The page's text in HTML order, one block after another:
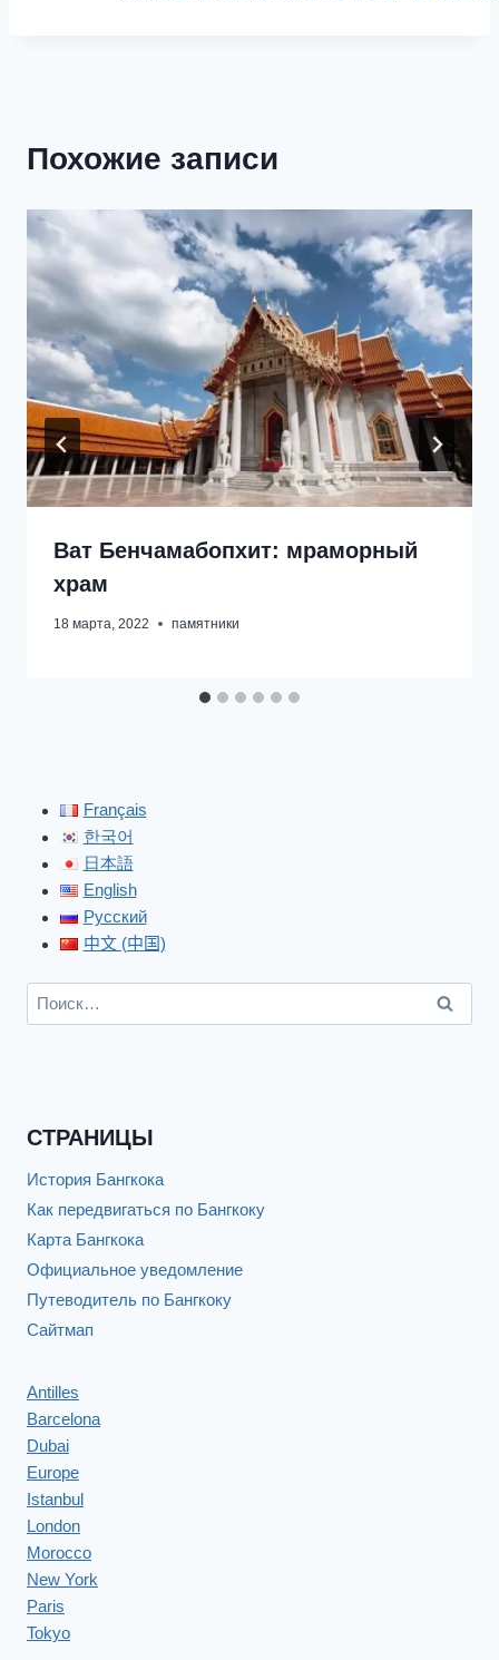
Похожие записи
Ват Бенчамабопхит: мраморный
храм
18 марта, 2022 памятники
Français
한국어
日本語
English
Русский
中文 (中国)
Найти:
СТРАНИЦЫ
История Бангкока
Как передвигаться по Бангкоку
Карта Бангкока
Официальное уведомление
Путеводитель по Бангкоку
Сайтмап
Antilles
Barcelona
Dubai
Europe
Istanbul
London
Morocco
New York
Paris
Tokyo